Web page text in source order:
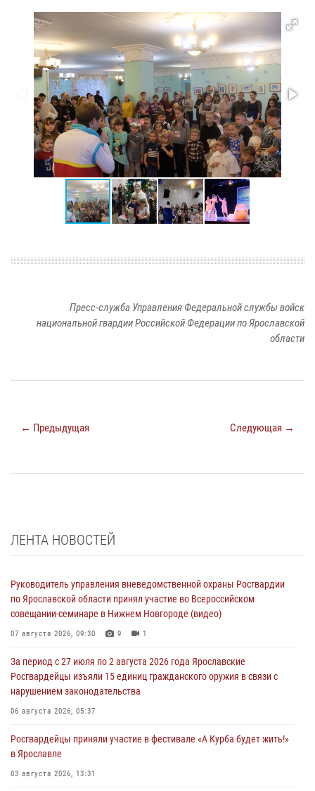
Пресс-служба Управления Федеральной службы войск
национальной гвардии Российской Федерации по Ярославской
области
← Предыдущая Следующая →
ЛЕНТА НОВОСТЕЙ
Руководитель управления вневедомственной охраны Росгвардии
по Ярославской области принял участие во Всероссийском
совещании-семинаре в Нижнем Новгороде (видео)
07 августа 2026, 09:30 9 1
За период с 27 июля по 2 августа 2026 года Ярославские
Росгвардейцы изъяли 15 единиц гражданского оружия в связи с
нарушением законодательства
06 августа 2026, 05:37
Росгвардейцы приняли участие в фестивале «А Курба будет жить!»
в Ярославле
03 августа 2026, 13:31